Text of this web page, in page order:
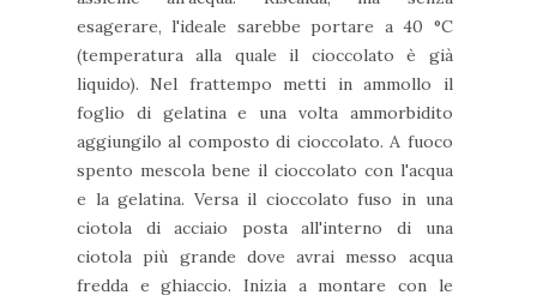
esagerare, l'ideale sarebbe portare a 40 °C
(temperatura alla quale il cioccolato è già
liquido). Nel frattempo metti in ammollo il
foglio di gelatina e una volta ammorbidito
aggiungilo al composto di cioccolato. A fuoco
spento mescola bene il cioccolato con l'acqua
e la gelatina. Versa il cioccolato fuso in una
ciotola di acciaio posta all'interno di una
ciotola più grande dove avrai messo acqua
fredda e ghiaccio. Inizia a montare con le